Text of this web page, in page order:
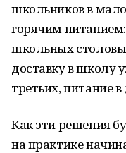
школьников в
горячим
школьных
доставку в школу
третьих, питание
Как эти решения
на практике